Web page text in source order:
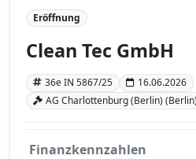
Eröffnung
Clean Tec GmbH
36e IN 5867/25
16.06.2026
AG Charlottenburg (Berlin) (Berlin)
Finanzkennzahlen